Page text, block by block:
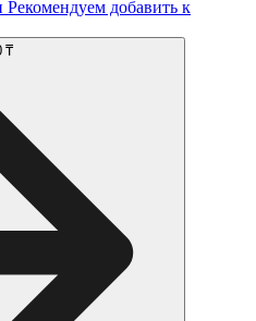
добавить к
₸